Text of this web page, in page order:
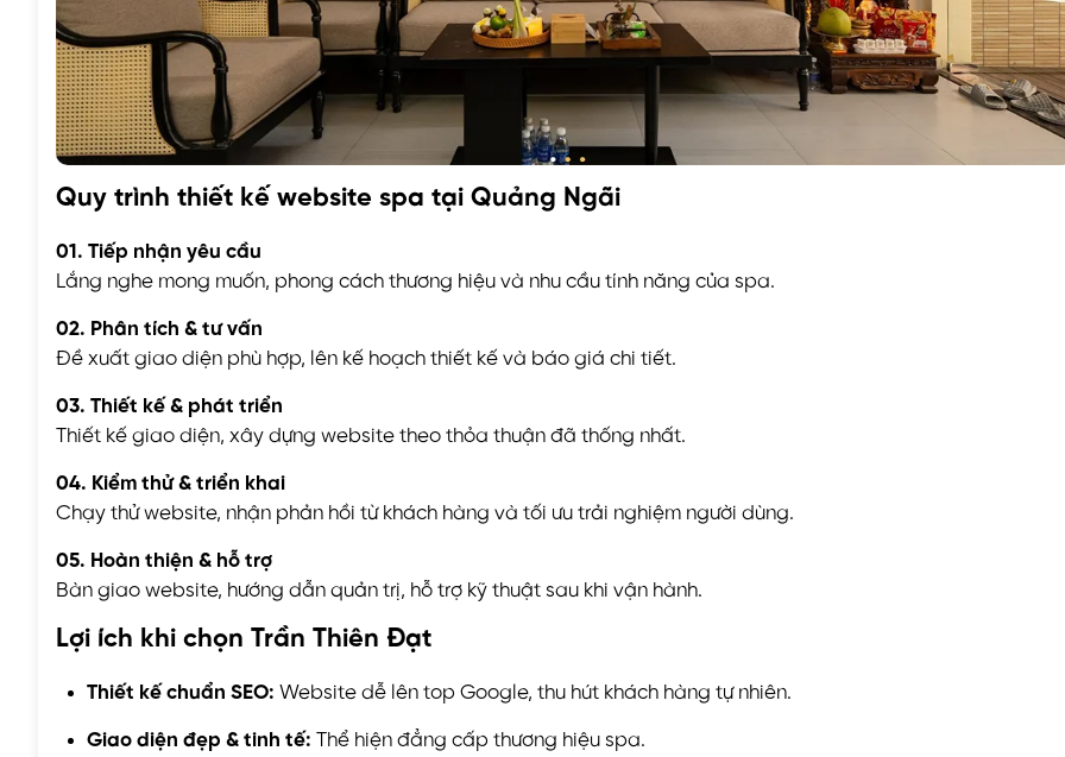
Quy trình thiết kế website spa tại Quảng Ngãi
01. Tiếp nhận yêu cầu
Lắng nghe mong muốn, phong cách thương hiệu và nhu cầu tính năng của spa.
02. Phân tích & tư vấn
Đề xuất giao diện phù hợp, lên kế hoạch thiết kế và báo giá chi tiết.
03. Thiết kế & phát triển
Thiết kế giao diện, xây dựng website theo thỏa thuận đã thống nhất.
04. Kiểm thử & triển khai
Chạy thử website, nhận phản hồi từ khách hàng và tối ưu trải nghiệm người dùng.
05. Hoàn thiện & hỗ trợ
Bàn giao website, hướng dẫn quản trị, hỗ trợ kỹ thuật sau khi vận hành.
Lợi ích khi chọn Trần Thiên Đạt
Thiết kế chuẩn SEO: Website dễ lên top Google, thu hút khách hàng tự nhiên.
Giao diện đẹp & tinh tế: Thể hiện đẳng cấp thương hiệu spa.